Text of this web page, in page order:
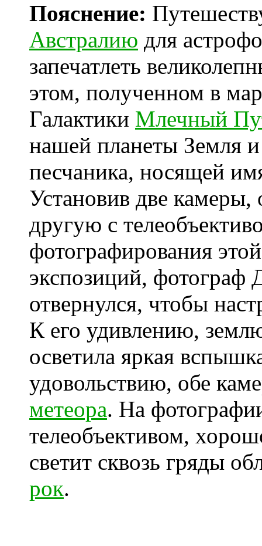
Пояснение:
Австралию для
запечатлеть
этом, полученном в
Галактики Млечный
нашей планеты Земля
песчаника, носящей
Установив две
другую с
фотографирования
экспозиций,
отвернулся, чтобы
К его удивлению,
осветила яркая
удовольствию, обе
метеора. На
телеобъективом,
светит сквозь гряды
рок.